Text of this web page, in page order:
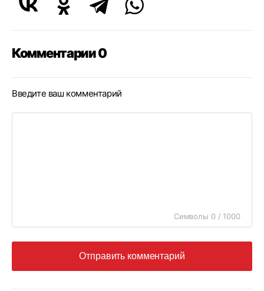
Комментарии 0
Введите ваш комментарий
Символы 0 / 1000
Отправить комментарий